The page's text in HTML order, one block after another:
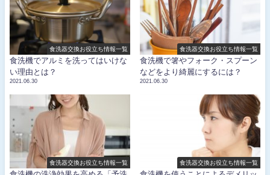
食洗器交換お役立ち情報一覧
食洗機でアルミを洗ってはいけな
い理由とは？
2021.06.30
食洗器交換お役立ち情報一覧
食洗機で箸やフォーク・スプーン
などをより綺麗にするには？
2021.06.30
食洗器交換お役立ち情報一覧 食洗器交換お役立ち情報一覧